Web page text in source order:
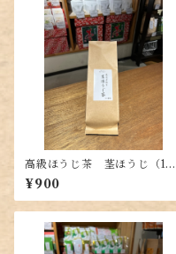
高級ほうじ茶 茎ほうじ（100
g）
¥900